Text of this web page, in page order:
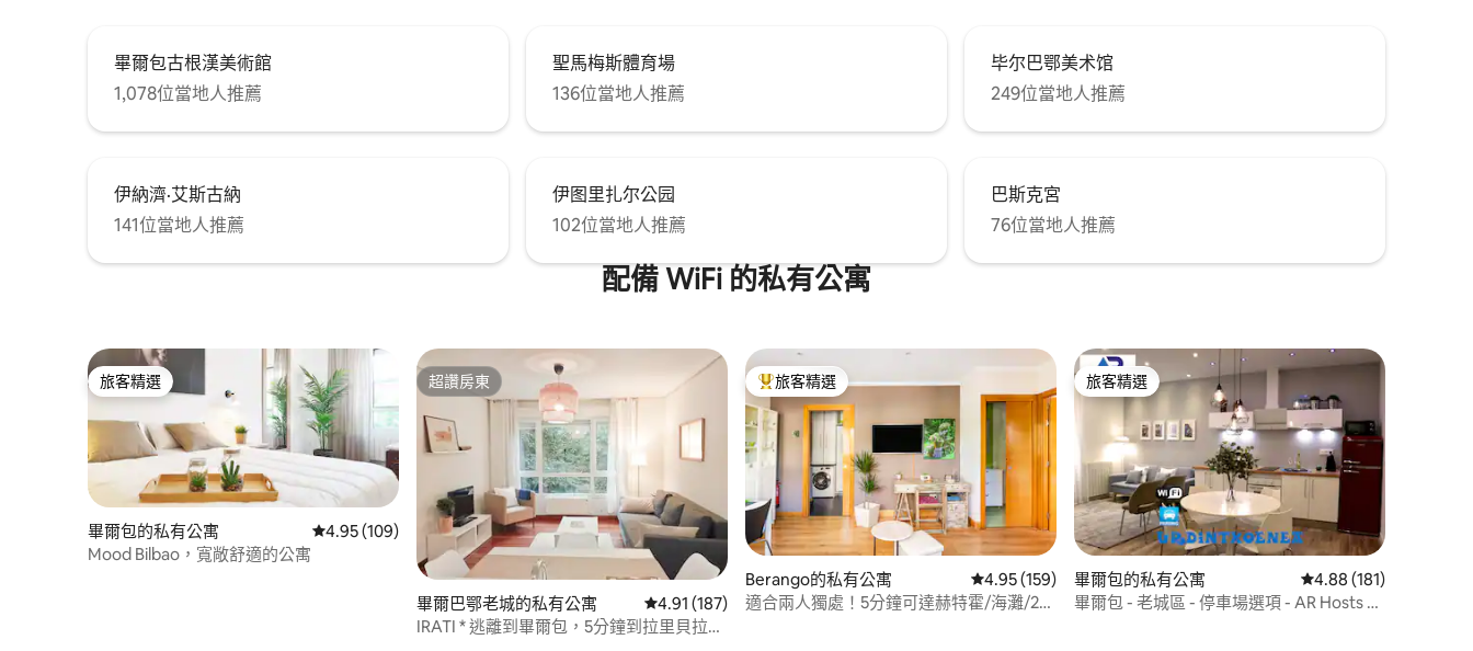
畢爾包古根漢美術館
1,078位當地人推薦
聖馬梅斯體育場
136位當地人推薦
毕尔巴鄂美术馆
249位當地人推薦
伊納濟·艾斯古納
141位當地人推薦
伊图里扎尔公园
102位當地人推薦
巴斯克宮
76位當地人推薦
配備 WiFi 的私有公寓
旅客精選
旅客精選
畢爾包的私有公寓 從 109 則評價中獲得 4.95 的平均評分（滿分 5 分）
4.95 (109)
Mood Bilbao，寬敞舒適的公寓
超讚房東
超讚房東
畢爾巴鄂老城的私有公寓 從 187 則評價中獲得 4.91 的平均評分（滿分 5 分）
4.91 (187)
IRATI * 逃離到畢爾包，5分鐘到拉里貝拉市
旅客精選榜首
旅客精選
Berango的私有公寓 從 159 則評價中獲得 4.95 的平均評分（滿分 5 分）
4.95 (159)
適合兩人獨處！5分鐘可達赫特霍/海灘/25
旅客精選
旅客精選
畢爾包的私有公寓 從 181 則評價中獲得
4.88 (181)
畢爾包 - 老城區 - 停車場選項 - AR Hosts 畢